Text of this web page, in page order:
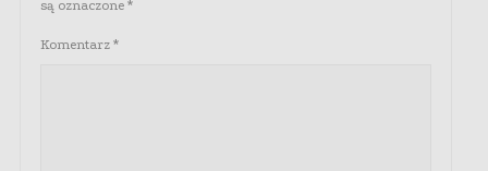
są oznaczone *
Komentarz *